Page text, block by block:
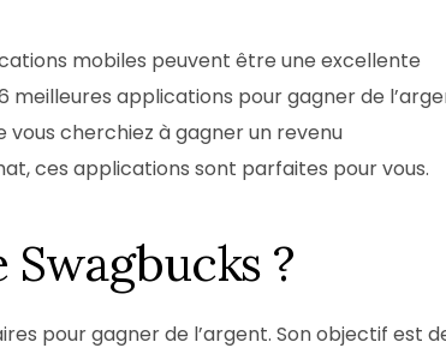
Box Shooting Maman & Moi
Séance Photo à Thème Fête Des
Mères
mobiles peuvent être une excellente
meilleures applications pour gagner de
cherchiez à gagner un revenu
ces applications sont parfaites pour vous.
?
pour gagner de l’argent. Son objectif est